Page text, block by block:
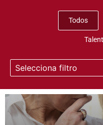
inversión empresarial
Evento
FERIA EMPLEO THE
Todos